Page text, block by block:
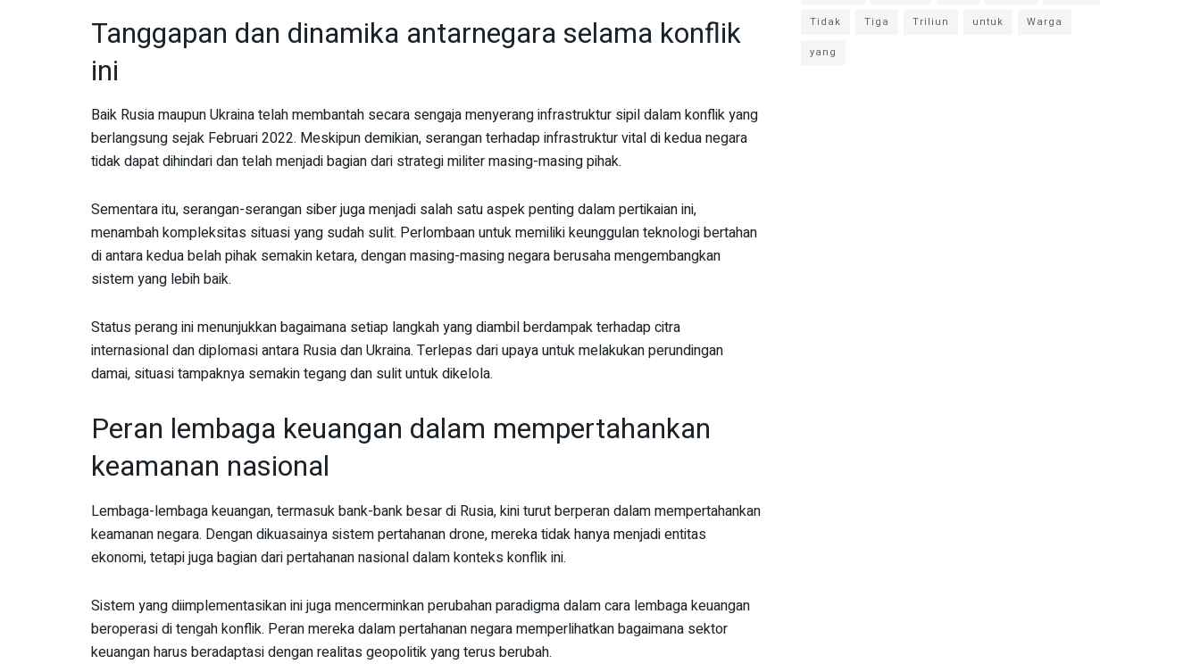
Tanggapan dan dinamika antarnegara selama konflik
ini
Baik Rusia maupun Ukraina telah membantah secara sengaja menyerang infrastruktur sipil dalam konflik yang
berlangsung sejak Februari 2022. Meskipun demikian, serangan terhadap infrastruktur vital di kedua negara
tidak dapat dihindari dan telah menjadi bagian dari strategi militer masing-masing pihak.
Sementara itu, serangan-serangan siber juga menjadi salah satu aspek penting dalam pertikaian ini,
menambah kompleksitas situasi yang sudah sulit. Perlombaan untuk memiliki keunggulan teknologi bertahan
di antara kedua belah pihak semakin ketara, dengan masing-masing negara berusaha mengembangkan
sistem yang lebih baik.
Status perang ini menunjukkan bagaimana setiap langkah yang diambil berdampak terhadap citra
internasional dan diplomasi antara Rusia dan Ukraina. Terlepas dari upaya untuk melakukan perundingan
damai, situasi tampaknya semakin tegang dan sulit untuk dikelola.
Peran lembaga keuangan dalam mempertahankan
keamanan nasional
Lembaga-lembaga keuangan, termasuk bank-bank besar di Rusia, kini turut berperan dalam mempertahankan
keamanan negara. Dengan dikuasainya sistem pertahanan drone, mereka tidak hanya menjadi entitas
ekonomi, tetapi juga bagian dari pertahanan nasional dalam konteks konflik ini.
Sistem yang diimplementasikan ini juga mencerminkan perubahan paradigma dalam cara lembaga keuangan
beroperasi di tengah konflik. Peran mereka dalam pertahanan negara memperlihatkan bagaimana sektor
keuangan harus beradaptasi dengan realitas geopolitik yang terus berubah.
Tidak
Tiga Triliun untuk
Warga
yang